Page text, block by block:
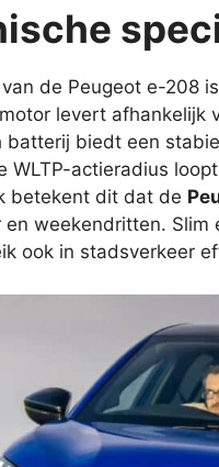
de Peugeot e-208
levert afhankelijk
batterij biedt een
WLTP-actieradius
betekent dit dat de
en weekendritten. Slim
ook in stadsverkeer